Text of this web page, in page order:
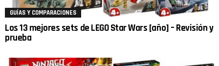
GUÍAS Y COMPARACIONES
Los 13 mejores sets de LEGO Star Wars [año] – Revisión y
prueba